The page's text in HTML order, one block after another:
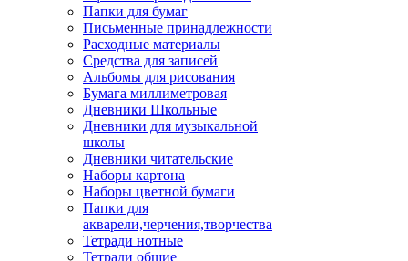
Папки для бумаг
Письменные принадлежности
Расходные материалы
Средства для записей
Альбомы для рисования
Бумага миллиметровая
Дневники Школьные
Дневники для музыкальной
школы
Дневники читательские
Наборы картона
Наборы цветной бумаги
Папки для
акварели,черчения,творчества
Тетради нотные
Тетради общие